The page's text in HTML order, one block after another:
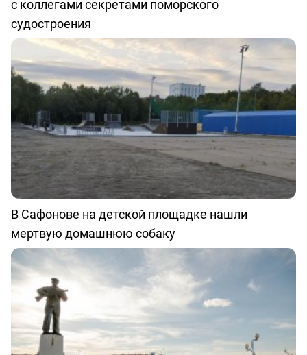
с коллегами секретами поморского
судостроения
В Сафонове на детской площадке нашли
мертвую домашнюю собаку